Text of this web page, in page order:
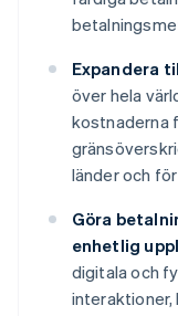
Expandera
över hela
kostnaderna
länder och
Göra
enhetlig
digitala och
interaktioner,